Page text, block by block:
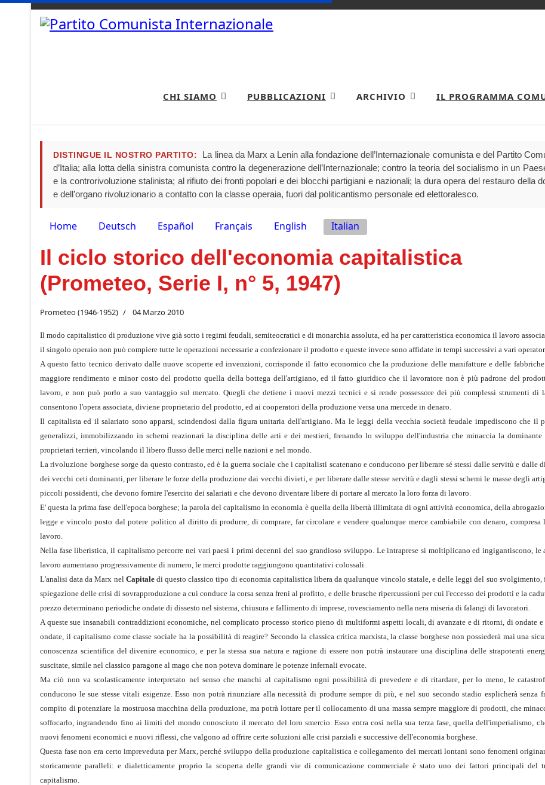
CHI SIAMO PUBBLICAZIONI ARCHIVIO IL PROGRAMMA
DISTINGUE IL NOSTRO PARTITO:
La linea da Marx a Lenin alla fondazione dell’Internazionale comunista e del Partito
d’Italia; alla lotta della sinistra comunista contro la degenerazione dell’Internazionale; contro la teoria del socialismo in un
e la controrivoluzione stalinista; al rifiuto dei fronti popolari e dei blocchi partigiani e nazionali; la dura opera del restauro della
e dell’organo rivoluzionario a contatto con la classe operaia, fuori dal politicantismo personale ed elettoralesco.
Seleziona la tua lingua
Home Deutsch Español Français English Italian
Il ciclo storico dell'economia capitalistica
(Prometeo, Serie I, n° 5, 1947)
Prometeo (1946-1952) 04 Marzo 2010
Il modo capitalistico di produzione vive già sotto i regimi feudali, semiteocratici e di monarchia assoluta, ed ha per caratteristica economica il lavoro
il singolo operaio non può compiere tutte le operazioni necessarie a confezionare il prodotto e queste invece sono affidate in tempi successivi a vari
A questo fatto tecnico derivato dalle nuove scoperte ed invenzioni, corrisponde il fatto economico che la produzione delle manifatture e delle
maggiore rendimento e minor costo del prodotto quella della bottega dell'artigiano, ed il fatto giuridico che il lavoratore non è più padrone del
lavoro, e non può porlo a suo vantaggio sul mercato. Quegli che detiene i nuovi mezzi tecnici e si rende possessore dei più complessi strumenti di
consentono l'opera associata, diviene proprietario del prodotto, ed ai cooperatori della produzione versa una mercede in denaro.
Il capitalista ed il salariato sono apparsi, scindendosi dalla figura unitaria dell'artigiano. Ma le leggi della vecchia società feudale impediscono che il
generalizzi, immobilizzando in schemi reazionari la disciplina delle arti e dei mestieri, frenando lo sviluppo dell'industria che minaccia la dominante
proprietari terrieri, vincolando il libero flusso delle merci nelle nazioni e nel mondo.
La rivoluzione borghese sorge da questo contrasto, ed è la guerra sociale che i capitalisti scatenano e conducono per liberare sé stessi dalle servitù e dalle
dei vecchi ceti dominanti, per liberare le forze della produzione dai vecchi divieti, e per liberare dalle stesse servitù e dagli stessi schemi le masse degli
piccoli possidenti, che devono fornire l'esercito dei salariati e che devono diventare libere di portare al mercato la loro forza di lavoro.
E' questa la prima fase dell'epoca borghese; la parola del capitalismo in economia è quella della libertà illimitata di ogni attività economica, della
legge e vincolo posto dal potere politico al diritto di produrre, di comprare, far circolare e vendere qualunque merce cambiabile con denaro, compresa
lavoro.
Nella fase liberistica, il capitalismo percorre nei vari paesi i primi decenni del suo grandioso sviluppo. Le intraprese si moltiplicano ed ingigantiscono, le
lavoro aumentano progressivamente di numero, le merci prodotte raggiungono quantitativi colossali.
L'analisi data da Marx nel Capitaledi questo classico tipo di economia capitalistica libera da qualunque vincolo statale, e delle leggi del suo svolgimento,
spiegazione delle crisi di sovrapproduzione a cui conduce la corsa senza freni al profitto, e delle brusche ripercussioni per cui l'eccesso dei prodotti e la
prezzo determinano periodiche ondate di dissesto nel sistema, chiusura e fallimento di imprese, rovesciamento nella nera miseria di falangi di lavoratori.
A queste sue insanabili contraddizioni economiche, nel complicato processo storico pieno di multiformi aspetti locali, di avanzate e di ritorni, di ondate
ondate, il capitalismo come classe sociale ha la possibilità di reagire? Secondo la classica critica marxista, la classe borghese non possiederà mai una
conoscenza scientifica del divenire economico, e per la stessa sua natura e ragione di essere non potrà instaurare una disciplina delle strapotenti
suscitate, simile nel classico paragone al mago che non poteva dominare le potenze infernali evocate.
Ma ciò non va scolasticamente interpretato nel senso che manchi al capitalismo ogni possibilità di prevedere e di ritardare, per lo meno, le
conducono le sue stesse vitali esigenze. Esso non potrà rinunziare alla necessità di produrre sempre di più, e nel suo secondo stadio esplicherà senza
compito di potenziare la mostruosa macchina della produzione, ma potrà lottare per il collocamento di una massa sempre maggiore di prodotti, che
soffocarlo, ingrandendo fino ai limiti del mondo conosciuto il mercato del loro smercio. Esso entra così nella sua terza fase, quella dell'imperialismo,
nuovi fenomeni economici e nuovi riflessi, che valgono ad offrire certe soluzioni alle crisi parziali e successive dell'economia borghese.
Questa fase non era certo impreveduta per Marx, perché sviluppo della produzione capitalistica e collegamento dei mercati lontani sono fenomeni
storicamente paralleli: e dialetticamente proprio la scoperta delle grandi vie di comunicazione commerciale è stato uno dei fattori principali del
capitalismo.